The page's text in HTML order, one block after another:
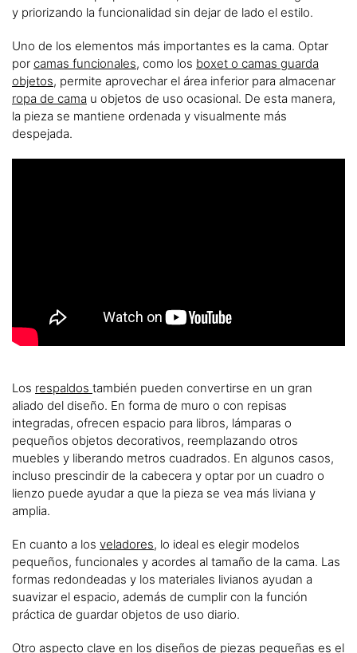
y priorizando la funcionalidad sin dejar de lado el estilo.
Uno de los elementos más importantes es la cama. Optar
por camas funcionales, como los boxet o camas guarda
objetos, permite aprovechar el área inferior para almacenar
ropa de cama u objetos de uso ocasional. De esta manera,
la pieza se mantiene ordenada y visualmente más
despejada.
Los respaldos también pueden convertirse en un gran
aliado del diseño. En forma de muro o con repisas
integradas, ofrecen espacio para libros, lámparas o
pequeños objetos decorativos, reemplazando otros
muebles y liberando metros cuadrados. En algunos casos,
incluso prescindir de la cabecera y optar por un cuadro o
lienzo puede ayudar a que la pieza se vea más liviana y
amplia.
En cuanto a los veladores, lo ideal es elegir modelos
pequeños, funcionales y acordes al tamaño de la cama. Las
formas redondeadas y los materiales livianos ayudan a
suavizar el espacio, además de cumplir con la función
práctica de guardar objetos de uso diario.
Otro aspecto clave en los diseños de piezas pequeñas es el